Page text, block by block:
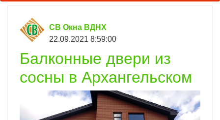
СВ Окна ВДНХ
22.09.2021 8:59:00
Балконные двери из
сосны в Архангельском